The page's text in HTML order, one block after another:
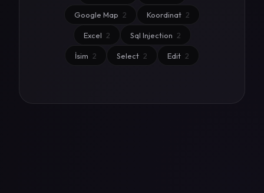
Google Map 2 Koordinat 2
Excel 2 Sql Injection 2
İsim 2 Select 2 Edit 2